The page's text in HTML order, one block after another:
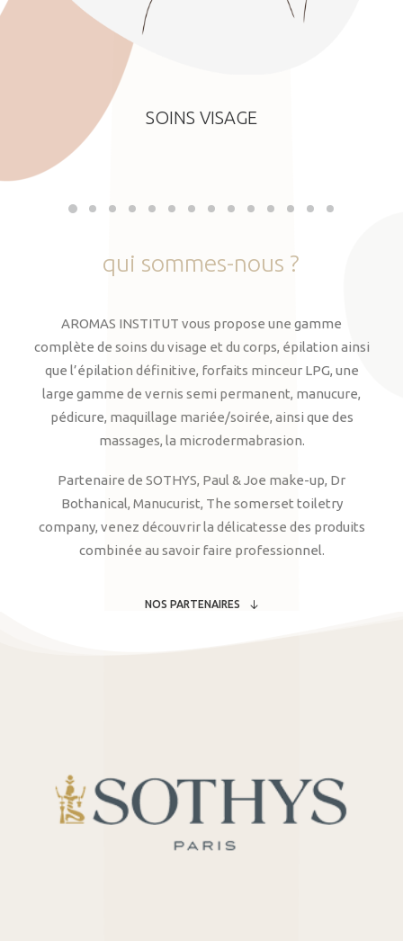
SOINS VISAGE
qui sommes-nous ?
AROMAS INSTITUT vous propose une gamme
complète de soins du visage et du corps, épilation ainsi
que l’épilation définitive, forfaits minceur LPG, une
large gamme de vernis semi permanent, manucure,
pédicure, maquillage mariée/soirée, ainsi que des
massages, la microdermabrasion.
Partenaire de SOTHYS, Paul & Joe make-up, Dr
Bothanical, Manucurist, The somerset toiletry
company, venez découvrir la délicatesse des produits
combinée au savoir faire professionnel.
NOS PARTENAIRES